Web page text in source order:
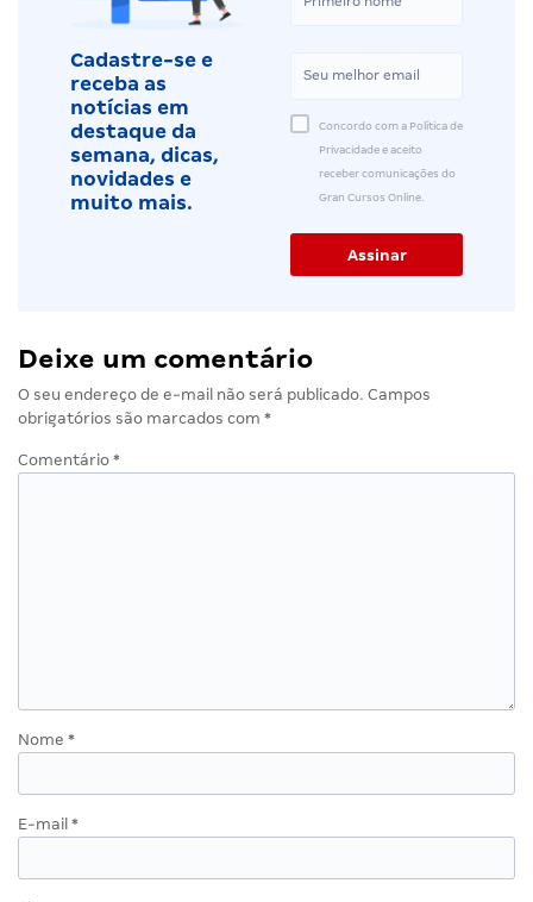
Cadastre-se e
receba as
notícias em
destaque da
semana, dicas,
novidades e
muito mais.
Concordo com a Política de
Privacidade e aceito
receber comunicações do
Gran Cursos Online.
Deixe um comentário
O seu endereço de e-mail não será publicado. Campos
obrigatórios são marcados com *
Comentário *
Nome *
E-mail *